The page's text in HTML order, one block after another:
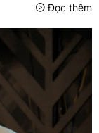
Đọc thêm